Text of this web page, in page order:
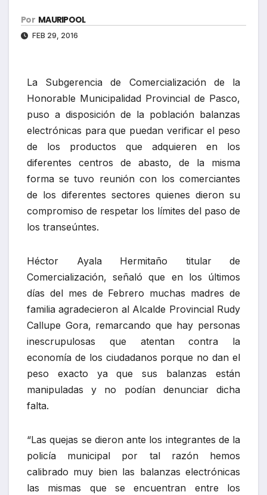
Por MAURIPOOL
FEB 29, 2016
La Subgerencia de Comercialización de la
Honorable Municipalidad Provincial de Pasco,
puso a disposición de la población balanzas
electrónicas para que puedan verificar el peso
de los productos que adquieren en los
diferentes centros de abasto, de la misma
forma se tuvo reunión con los comerciantes
de los diferentes sectores quienes dieron su
compromiso de respetar los límites del paso de
los transeúntes.
Héctor Ayala Hermitaño titular de
Comercialización, señaló que en los últimos
días del mes de Febrero muchas madres de
familia agradecieron al Alcalde Provincial Rudy
Callupe Gora, remarcando que hay personas
inescrupulosas que atentan contra la
economía de los ciudadanos porque no dan el
peso exacto ya que sus balanzas están
manipuladas y no podían denunciar dicha
falta.
“Las quejas se dieron ante los integrantes de la
policía municipal por tal razón hemos
calibrado muy bien las balanzas electrónicas
las mismas que se encuentran entre los